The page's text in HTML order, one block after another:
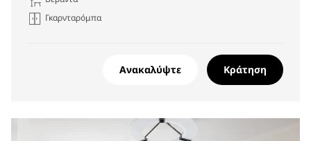
Γκαρνταρόμπα
Ανακαλύψτε Κράτηση